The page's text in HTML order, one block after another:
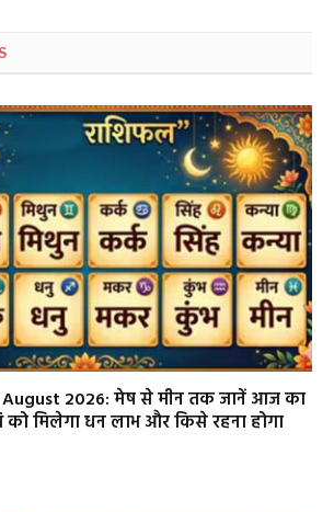
August 2026: मेष से मीन तक जानें आज का
को मिलेगा धन लाभ और किसे रहना होगा